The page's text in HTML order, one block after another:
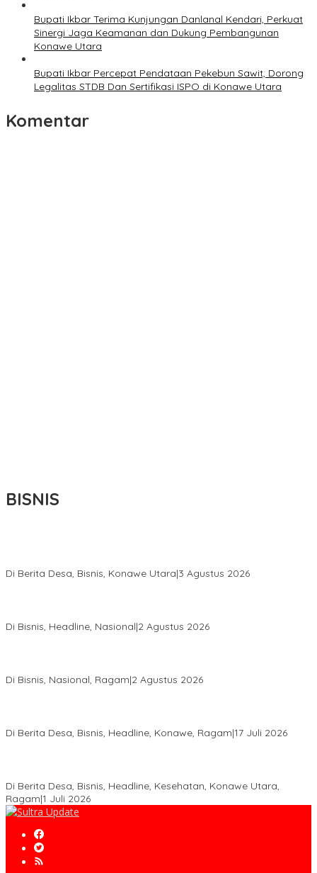
Bupati Ikbar Terima Kunjungan Danlanal Kendari, Perkuat
Sinergi Jaga Keamanan dan Dukung Pembangunan
Konawe Utara
Bupati Ikbar Percepat Pendataan Pekebun Sawit, Dorong
Legalitas STDB Dan Sertifikasi ISPO di Konawe Utara
Komentar
BISNIS
Di Berita Desa, Bisnis, Konawe Utara|3 Agustus 2026
Di Bisnis, Headline, Nasional|2 Agustus 2026
Di Bisnis, Nasional, Ragam|2 Agustus 2026
Di Berita Desa, Bisnis, Headline, Konawe, Ragam|17 Juli 2026
Di Berita Desa, Bisnis, Headline, Kesehatan, Konawe Utara,
Ragam|1 Juli 2026